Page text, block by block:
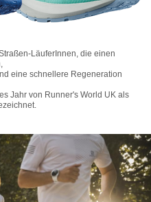
LäuferInnen, die einen
eine schnellere Regeneration
Jahr von Runner's World UK als